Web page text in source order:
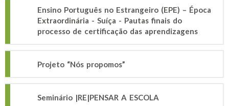
Ensino Português no Estrangeiro (EPE) – Época
Extraordinária - Suíça - Pautas finais do
processo de certificação das aprendizagens
Projeto “Nós propomos”
Seminário |RE|PENSAR A ESCOLA